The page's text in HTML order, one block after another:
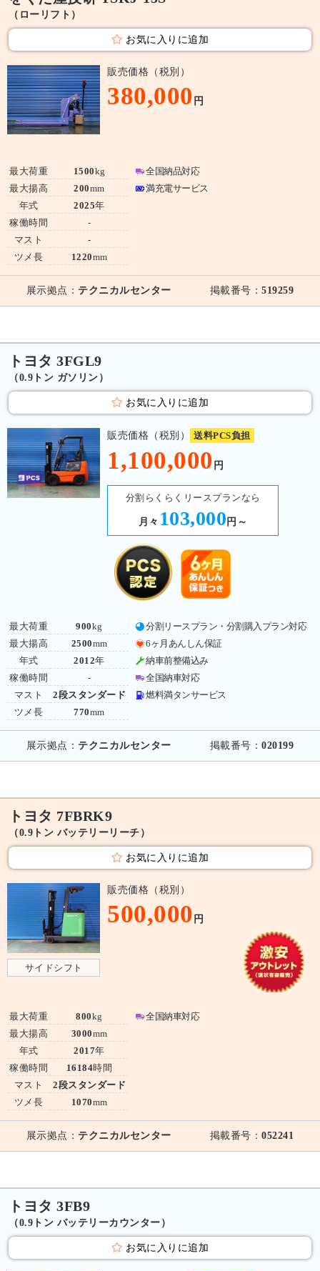
（ローリフト）
お気に入りに追加
販売価格（税別）
380,000 円
最大荷重
最大揚高
年式
稼働時間
マスト
ツメ長
1500kg
200mm
2025年
-
-
1220mm
全国納品対応
満充電サービス
展示拠点： テクニカルセンター 掲載番号：519259
トヨタ 3FGL9
（0.9トン ガソリン）
お気に入りに追加
販売価格（税別） 送料PCS負担
1,100,000 円
分割らくらくリースプランなら
月々 103,000 円～
最大荷重
最大揚高
年式
稼働時間
マスト
ツメ長
900kg
2500mm
2012年
-
2段スタンダード
770mm
分割リースプラン・分割購入プラン対応
6ヶ月あんしん保証
納車前整備込み
全国納車対応
燃料満タンサービス
展示拠点： テクニカルセンター 掲載番号：020199
トヨタ 7FBRK9
（0.9トン バッテリーリーチ）
お気に入りに追加
サイドシフト
販売価格（税別）
500,000 円
最大荷重
最大揚高
年式
稼働時間
マスト
ツメ長
800kg
3000mm
2017年
16184時間
2段スタンダード
1070mm
全国納車対応
展示拠点： テクニカルセンター 掲載番号：052241
トヨタ 3FB9
（0.9トン バッテリーカウンター）
お気に入りに追加